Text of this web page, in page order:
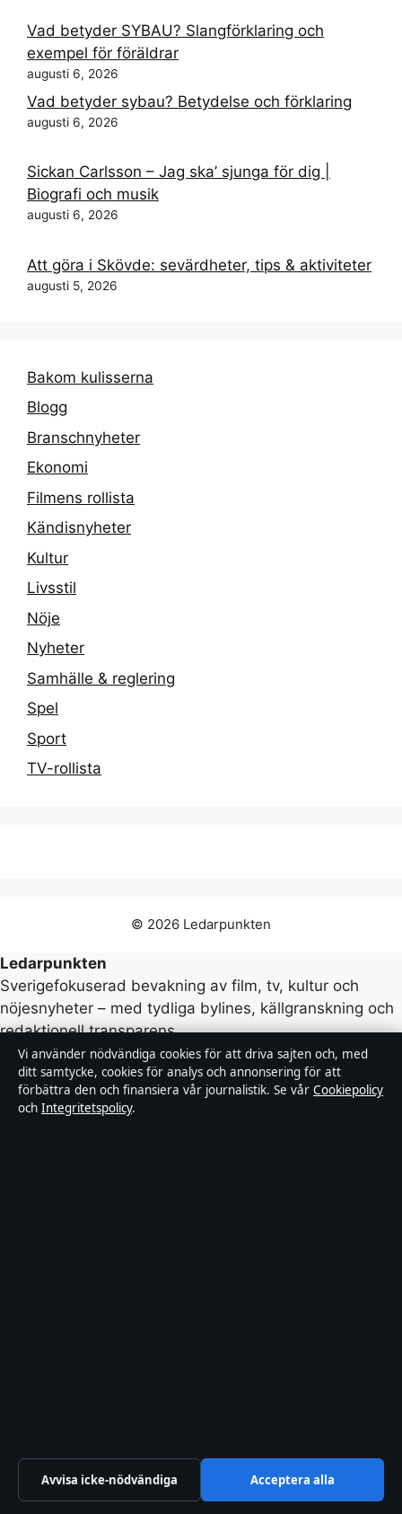
Vad betyder SYBAU? Slangförklaring och
exempel för föräldrar
augusti 6, 2026
Vad betyder sybau? Betydelse och förklaring
augusti 6, 2026
Sickan Carlsson – Jag ska’ sjunga för dig |
Biografi och musik
augusti 6, 2026
Att göra i Skövde: sevärdheter, tips & aktiviteter
augusti 5, 2026
Bakom kulisserna
Blogg
Branschnyheter
Ekonomi
Filmens rollista
Kändisnyheter
Kultur
Livsstil
Nöje
Nyheter
Samhälle & reglering
Spel
Sport
TV-rollista
© 2026 Ledarpunkten
Ledarpunkten
Sverigefokuserad bevakning av film, tv, kultur och
nöjesnyheter – med tydliga bylines, källgranskning och
redaktionell transparens.
Företaget
Om oss
Vi använder nödvändiga cookies för att driva sajten och, med
ditt samtycke, cookies för analys och annonsering för att
förbättra den och finansiera vår journalistik. Se vår Cookiepolicy
och Integritetspolicy.
Avvisa icke-nödvändiga Acceptera alla